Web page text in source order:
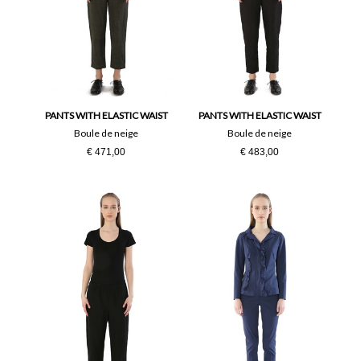
PANTS WITH ELASTIC WAIST
Boule de neige
€ 471,00
PANTS WITH ELASTIC WAIST
Boule de neige
€ 483,00